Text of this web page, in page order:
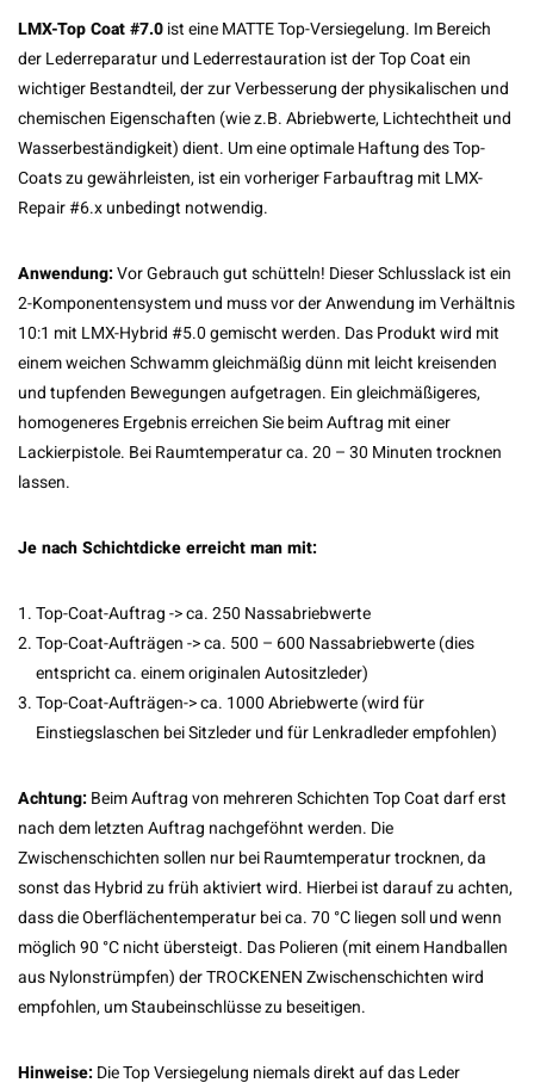
LMX-Top Coat #7.0ist eine MATTE Top-Versiegelung. Im Bereich
der Lederreparatur und Lederrestauration ist der Top Coat ein
wichtiger Bestandteil, der zur Verbesserung der physikalischen und
chemischen Eigenschaften (wie z.B. Abriebwerte, Lichtechtheit und
Wasserbeständigkeit) dient. Um eine optimale Haftung des Top-
Coats zu gewährleisten, ist ein vorheriger Farbauftrag mit LMX-
Repair #6.x unbedingt notwendig.
Anwendung:Vor Gebrauch gut schütteln! Dieser Schlusslack ist ein
2-Komponentensystem und muss vor der Anwendung im Verhältnis
10:1 mit LMX-Hybrid #5.0 gemischt werden. Das Produkt wird mit
einem weichen Schwamm gleichmäßig dünn mit leicht kreisenden
und tupfenden Bewegungen aufgetragen. Ein gleichmäßigeres,
homogeneres Ergebnis erreichen Sie beim Auftrag mit einer
Lackierpistole. Bei Raumtemperatur ca. 20 – 30 Minuten trocknen
lassen.
Je nach Schichtdicke erreicht man mit:
Top-Coat-Auftrag -> ca. 250 Nassabriebwerte
Top-Coat-Aufträgen -> ca. 500 – 600 Nassabriebwerte (dies
entspricht ca. einem originalen Autositzleder)
Top-Coat-Aufträgen-> ca. 1000 Abriebwerte (wird für
Einstiegslaschen bei Sitzleder und für Lenkradleder empfohlen)
Achtung:Beim Auftrag von mehreren Schichten Top Coat darf erst
nach dem letzten Auftrag nachgeföhnt werden. Die
Zwischenschichten sollen nur bei Raumtemperatur trocknen, da
sonst das Hybrid zu früh aktiviert wird. Hierbei ist darauf zu achten,
dass die Oberflächentemperatur bei ca. 70 °C liegen soll und wenn
möglich 90 °C nicht übersteigt. Das Polieren (mit einem Handballen
aus Nylonstrümpfen) der TROCKENEN Zwischenschichten wird
empfohlen, um Staubeinschlüsse zu beseitigen.
Hinweise:Die Top Versiegelung niemals direkt auf das Leder